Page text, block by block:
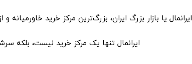
ایرانمال یا بازار بزرگ ایران، بزرگ‌ترین مرکز خرید
ایرانمال تنها یک مرکز خرید نیست، بلکه